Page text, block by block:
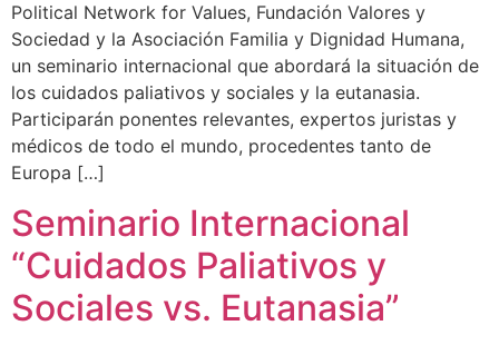
Political Network for Values, Fundación Valores y
Sociedad y la Asociación Familia y Dignidad Humana,
un seminario internacional que abordará la situación de
los cuidados paliativos y sociales y la eutanasia.
Participarán ponentes relevantes, expertos juristas y
médicos de todo el mundo, procedentes tanto de
Europa […]
Seminario Internacional
“Cuidados Paliativos y
Sociales vs. Eutanasia”